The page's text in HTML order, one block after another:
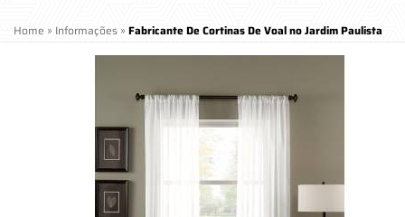
Home » Informações » Fabricante De Cortinas De Voal no Jardim Paulista